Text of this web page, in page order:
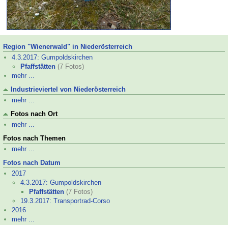
Region "Wienerwald" in Niederösterreich
4.3.2017: Gumpoldskirchen
Pfaffstätten (7 Fotos)
mehr ...
Industrieviertel von Niederösterreich
mehr ...
Fotos nach Ort
mehr ...
Fotos nach Themen
mehr ...
Fotos nach Datum
2017
4.3.2017: Gumpoldskirchen
Pfaffstätten (7 Fotos)
19.3.2017: Transportrad-Corso
2016
mehr ...